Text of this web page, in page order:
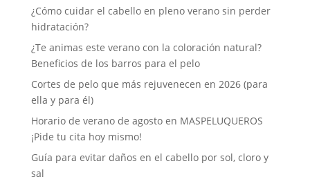
¿Cómo cuidar el cabello en pleno verano sin perder
hidratación?
¿Te animas este verano con la coloración natural?
Beneficios de los barros para el pelo
Cortes de pelo que más rejuvenecen en 2026 (para
ella y para él)
Horario de verano de agosto en MASPELUQUEROS
¡Pide tu cita hoy mismo!
Guía para evitar daños en el cabello por sol, cloro y
sal